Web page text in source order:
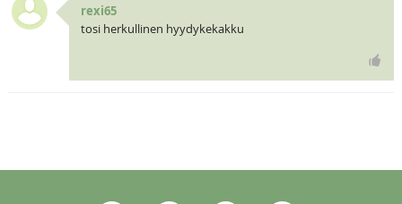
rexi65
tosi herkullinen hyydykekakku